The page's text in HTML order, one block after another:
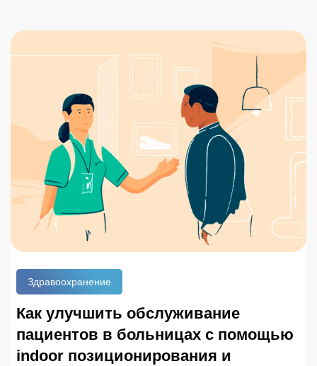
первокурсников и гостей, которые еще не знакомы с
внутренним устройством учебных зданий.
Здравоохранение
Как улучшить обслуживание
пациентов в больницах с помощью
indoor позиционирования и